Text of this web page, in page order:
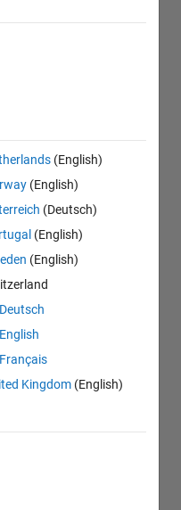
(English)
(English)
(Deutsch)
(English)
(English)
Deutsch
English
Français
Kingdom (English)